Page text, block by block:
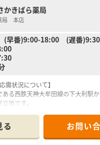
取得率は100％を誇り、常時多くの
するなど、女性も男性も長く働ける
いて】
万円から550万円となっており、
を正当に評価した上で、納得の待遇
をしっかりと確保して心身ともにリ
器や処方せん送信アプリを導入し
率化して、対人業務に専念できる
かきばら薬局
局 本店
(早番)9:00-18:00 (遅番
需状況について】
る西鉄天神大牟田線の下大利駅
地です。
します。
4名とパート2名の厚い人員体制で協
す。
る お問い